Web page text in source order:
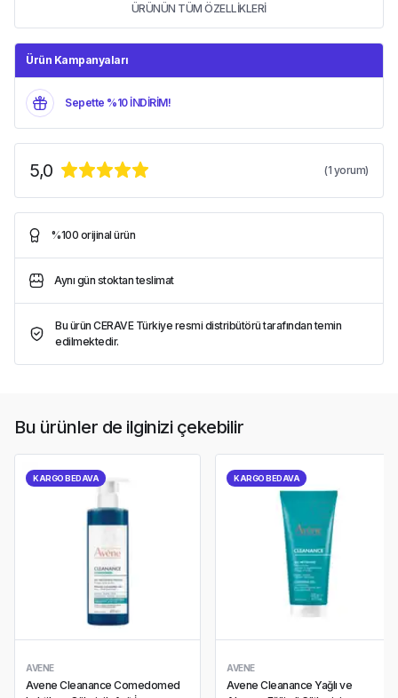
ÜRÜNÜN TÜM ÖZELLİKLERİ
Ürün Kampanyaları
Sepette %10 İNDİRİM!
5,0 (1 yorum)
%100 orijinal ürün
Aynı gün stoktan teslimat
Bu ürün CERAVE Türkiye resmi distribütörü tarafından temin
edilmektedir.
Bu ürünler de ilginizi çekebilir
KARGO BEDAVA
AVENE
Avene Cleanance Comedomed
KARGO BEDAVA
AVENE
Avene Cleanance Yağlı ve